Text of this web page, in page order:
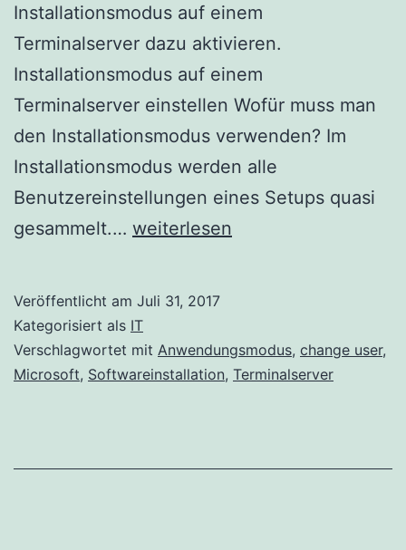
Installationsmodus auf einem
Terminalserver dazu aktivieren.
Installationsmodus auf einem
Terminalserver einstellen Wofür muss man
den Installationsmodus verwenden? Im
Installationsmodus werden alle
Benutzereinstellungen eines Setups quasi
gesammelt.… Installationsmodus
Terminalserver
einstellen
weiterlesen
Veröffentlicht am Juli 31, 2017
Kategorisiert als IT
Verschlagwortet mit Anwendungsmodus, change user,
Microsoft, Softwareinstallation, Terminalserver